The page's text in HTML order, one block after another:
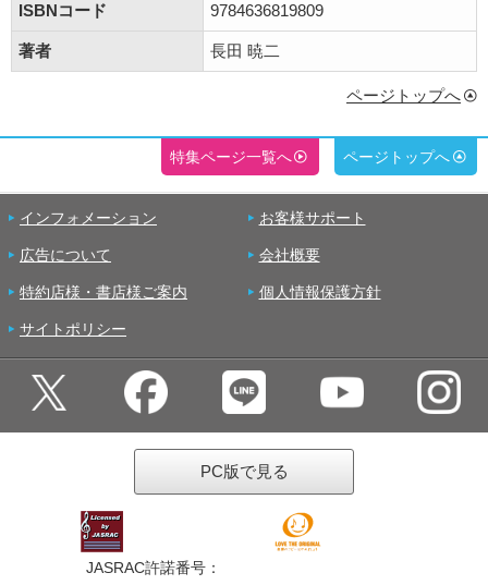
ISBNコード 9784636819809
著者 長田 暁二
ページトップへ
特集ページ一覧へ ページトップへ
インフォメーション お客様サポート
広告について 会社概要
特約店様・書店様ご案内 個人情報保護方針
サイトポリシー
PC版で見る
JASRAC許諾番号：